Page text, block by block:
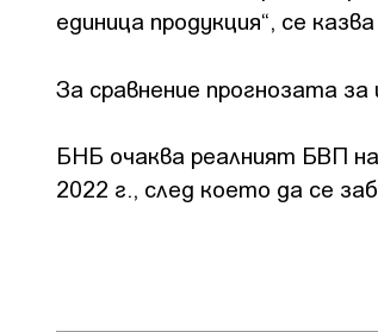
единица продукция“, се
За сравнение прогнозата
БНБ очаква реалният БВП
2022 г., след което да се